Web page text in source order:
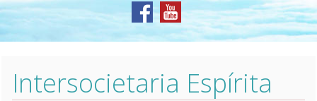
Intersocietaria Espírita